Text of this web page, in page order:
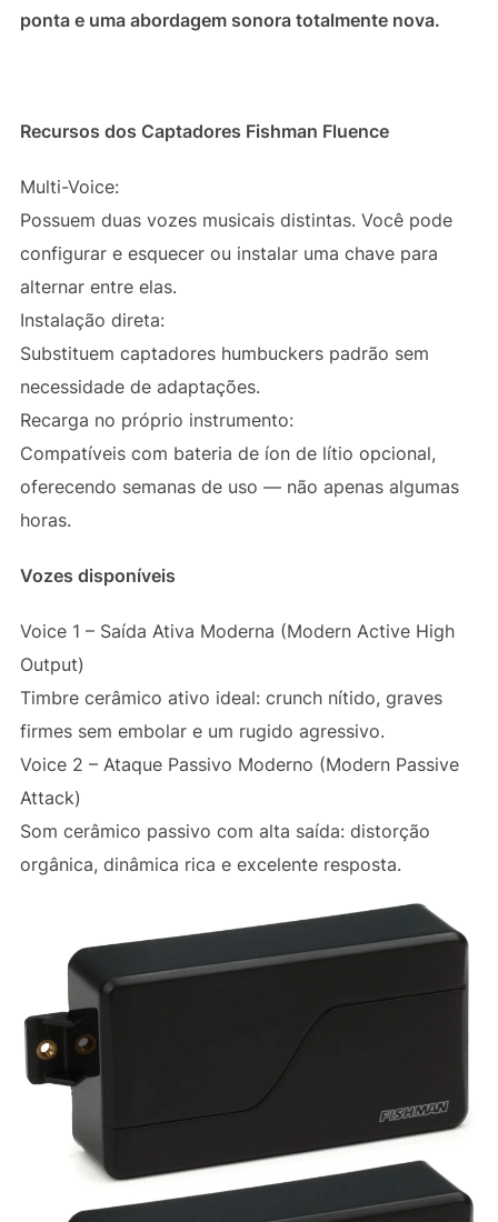
ponta e uma abordagem sonora totalmente nova.
Recursos dos Captadores Fishman Fluence
Multi-Voice:
Possuem duas vozes musicais distintas. Você pode
configurar e esquecer ou instalar uma chave para
alternar entre elas.
Instalação direta:
Substituem captadores humbuckers padrão sem
necessidade de adaptações.
Recarga no próprio instrumento:
Compatíveis com bateria de íon de lítio opcional,
oferecendo semanas de uso — não apenas algumas
horas.
Vozes disponíveis
Voice 1 – Saída Ativa Moderna (Modern Active High
Output)
Timbre cerâmico ativo ideal: crunch nítido, graves
firmes sem embolar e um rugido agressivo.
Voice 2 – Ataque Passivo Moderno (Modern Passive
Attack)
Som cerâmico passivo com alta saída: distorção
orgânica, dinâmica rica e excelente resposta.